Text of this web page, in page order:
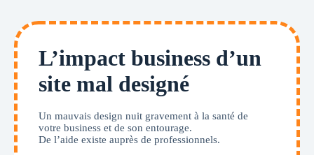
L’impact business d’un
site mal designé
Un mauvais design nuit gravement à la santé de
votre business et de son entourage.
De l’aide existe auprès de professionnels.